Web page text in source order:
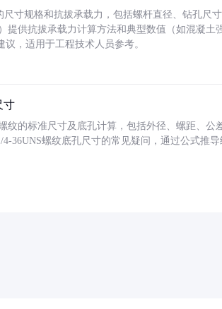
尺寸规格和抗拔承载力，包括螺杆直径、钻孔尺
提供抗拔承载力计算方法和典型数值（如混凝土
，适用于工程技术人员参考。
寸
纹的标准尺寸及底孔计算，包括外径、螺距、公
4-36UNS螺纹底孔尺寸的常见疑问，通过公式推